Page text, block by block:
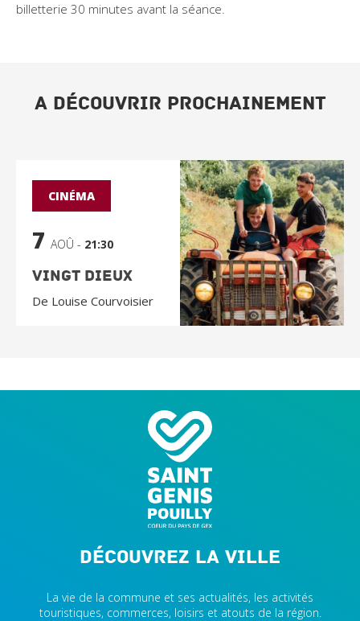
billetterie 30 minutes avant la séance.
A DÉCOUVRIR PROCHAINEMENT
CINÉMA
7 AOÛ - 21:30
Vingt Dieux
De Louise Courvoisier
Découvrez la ville
La vie de la commune et ses actualités, les activités
touristiques, commerces, loisirs et atouts de la région.